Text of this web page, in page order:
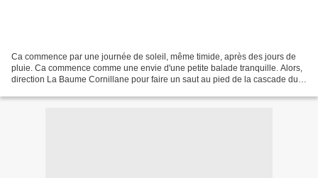
Ca commence par une journée de soleil, même timide, après des jours de
pluie. Ca commence comme une envie d'une petite balade tranquille. Alors,
direction La Baume Cornillane pour faire un saut au pied de la cascade du